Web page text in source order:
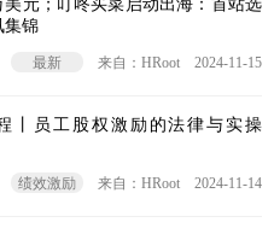
美元；叮咚买菜启动出海：首站选
集锦
最新 来自：HRoot 2024-11-15
丨员工股权激励的法律与实操
绩效激励 来自：HRoot 2024-11-14